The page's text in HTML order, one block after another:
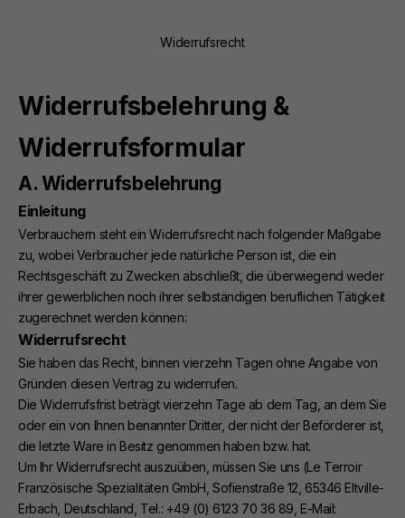
Widerrufsrecht
Widerrufsbelehrung &
Widerrufsformular
A. Widerrufsbelehrung
Einleitung
Verbrauchern steht ein Widerrufsrecht nach folgender Maßgabe
zu, wobei Verbraucher jede natürliche Person ist, die ein
Rechtsgeschäft zu Zwecken abschließt, die überwiegend weder
ihrer gewerblichen noch ihrer selbständigen beruflichen Tätigkeit
zugerechnet werden können:
Widerrufsrecht
Sie haben das Recht, binnen vierzehn Tagen ohne Angabe von
Gründen diesen Vertrag zu widerrufen.
Die Widerrufsfrist beträgt vierzehn Tage ab dem Tag, an dem Sie
oder ein von Ihnen benannter Dritter, der nicht der Beförderer ist,
die letzte Ware in Besitz genommen haben bzw. hat.
Um Ihr Widerrufsrecht auszuüben, müssen Sie uns (Le Terroir
Französische Spezialitäten GmbH, Sofienstraße 12, 65346 Eltville-
Erbach, Deutschland, Tel.: +49 (0) 6123 70 36 89, E-Mail: